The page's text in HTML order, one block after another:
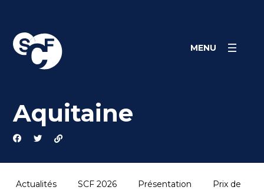
content
MENU
Aquitaine
Actualités SCF 2026 Présentation Prix de